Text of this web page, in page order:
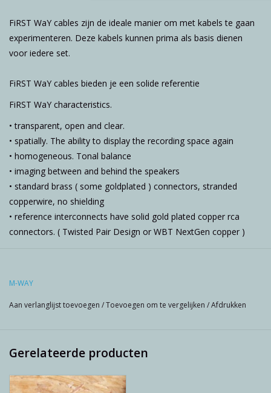
FiRST WaY cables zijn de ideale manier om met kabels te gaan
experimenteren. Deze kabels kunnen prima als basis dienen
voor iedere set.
FiRST WaY cables bieden je een solide referentie
FiRST WaY characteristics.
• transparent, open and clear.
• spatially. The ability to display the recording space again
• homogeneous. Tonal balance
• imaging between and behind the speakers
• standard brass ( some goldplated ) connectors, stranded
copperwire, no shielding
• reference interconnects have solid gold plated copper rca
connectors. ( Twisted Pair Design or WBT NextGen copper )
M-WAY
Aan verlanglijst toevoegen /Toevoegen om te vergelijken /Afdrukken
Gerelateerde producten